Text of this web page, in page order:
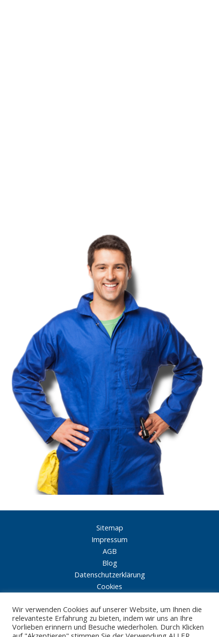
Sitemap
Impressum
AGB
Blog
Datenschutzerklärung
Cookies
Tel:01 / 604 22 43
PUCHSBAUMGASSE 45, 1100 Wien
Wir verwenden Cookies auf unserer Website, um Ihnen die
relevanteste Erfahrung zu bieten, indem wir uns an Ihre
Vorlieben erinnern und Besuche wiederholen. Durch Klicken